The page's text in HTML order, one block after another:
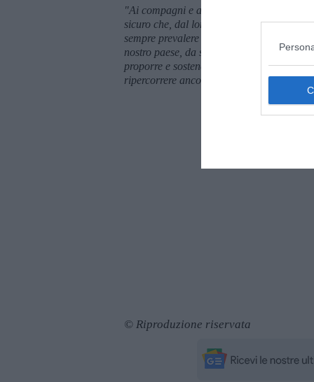
"Ai compagni e agli amici che restano nel
sicuro che, dal loro punto di vista,
sempre prevalere sulle differenze di
nostro paese, da sempre, è che siamo
proporre e sostenere le nostre idee.
ripercorrere ancora questo errore e
© Riproduzione riservata